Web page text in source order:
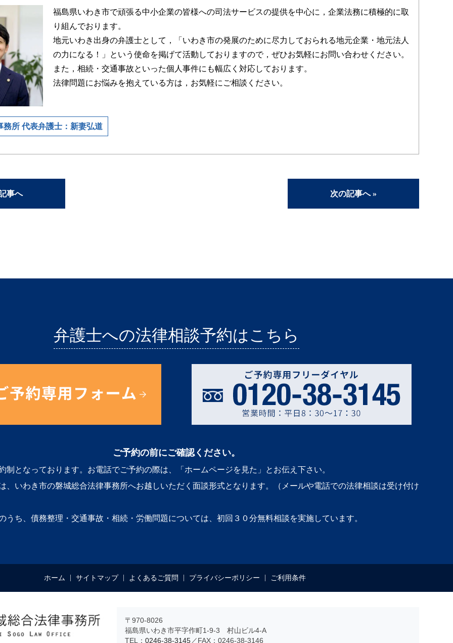
福島県いわき市で頑張る中小企業の皆様への司法サービスの提供を中心に，企業法務に積極的に取
り組んでおります。
地元いわき出身の弁護士として，「いわき市の発展のために尽力しておられる地元企業・地元法人
の力になる！」という使命を掲げて活動しておりますので，ぜひお気軽にお問い合わせください。
また，相続・交通事故といった個人事件にも幅広く対応しております。
法律問題にお悩みを抱えている方は，お気軽にご相談ください。
務所 代表弁護士：新妻弘道
事へ 次の記事へ »
弁護士への法律相談予約はこちら
ご予約の前にご確認ください。
制となっております。お電話でご予約の際は、「ホームページを見た」とお伝え下さい。
、いわき市の磐城総合法律事務所へお越しいただく面談形式となります。（メールや電話での法律相談は受け付け
ち、債務整理・交通事故・相続・労働問題については、初回３０分無料相談を実施しています。
ホーム サイトマップ よくあるご質問 プライバシーポリシー ご利用条件
〒970-8026
福島県いわき市平字作町1-9-3 村山ビル4-A
TEL： 0246-38-3145／FAX：0246-38-3146